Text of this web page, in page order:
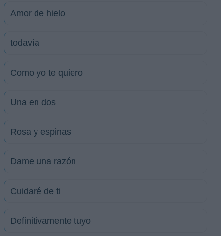
Amor de hielo
todavía
Como yo te quiero
Una en dos
Rosa y espinas
Dame una razón
Cuidaré de ti
Definitivamente tuyo